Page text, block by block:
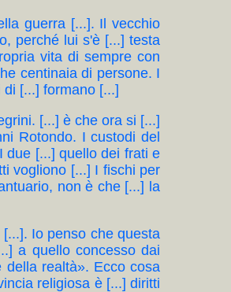
guerra [...]. Il vecchio
perché lui s'è [...] testa
vita di sempre con
centinaia di persone. I
[...] formano [...]
[...] è che ora si [...]
Rotondo. I custodi del
due [...] quello dei frati e
vogliono [...] I fischi per
non è che [...] la
Io penso che questa
a quello concesso dai
della realtà». Ecco cosa
religiosa è [...] diritti